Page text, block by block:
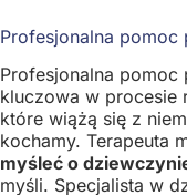
Profesjonalna pomoc
Profesjonalna
kluczowa w procesie
które wiążą się z
kochamy. Terapeuta
myśleć o
myśli. Specjalista w